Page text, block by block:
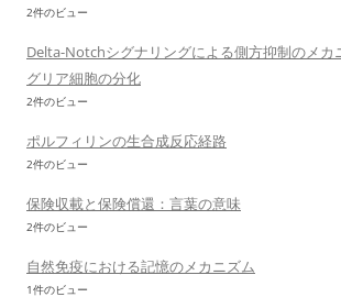
2件のビュー
Delta-Notchシグナリングによる側方抑制のメカ
グリア細胞の分化
2件のビュー
ポルフィリンの生合成反応経路
2件のビュー
保険収載と保険償還：言葉の意味
2件のビュー
自然免疫における記憶のメカニズム
1件のビュー